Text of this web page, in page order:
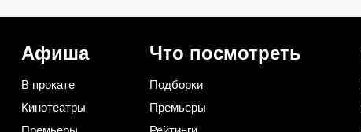
Афиша
В прокате
Кинотеатры
Что посмотреть
Подборки
Премьеры